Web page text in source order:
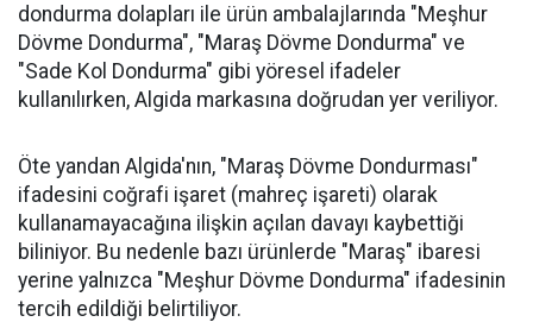
dondurma dolapları ile ürün ambalajlarında "Meşhur
Dövme Dondurma", "Maraş Dövme Dondurma" ve
"Sade Kol Dondurma" gibi yöresel ifadeler
kullanılırken, Algida markasına doğrudan yer veriliyor.
Öte yandan Algida'nın, "Maraş Dövme Dondurması"
ifadesini coğrafi işaret (mahreç işareti) olarak
kullanamayacağına ilişkin açılan davayı kaybettiği
biliniyor. Bu nedenle bazı ürünlerde "Maraş" ibaresi
yerine yalnızca "Meşhur Dövme Dondurma" ifadesinin
tercih edildiği belirtiliyor.